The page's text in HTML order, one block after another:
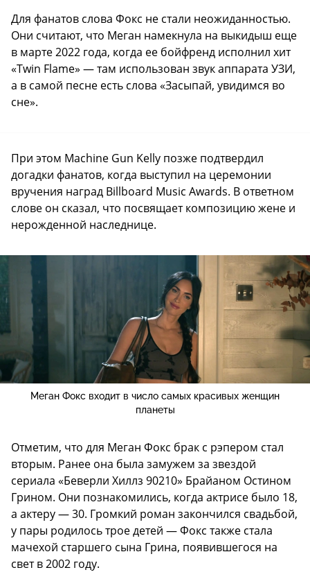
Для фанатов слова Фокс не стали неожиданностью.
Они считают, что Меган намекнула на выкидыш еще
в марте 2022 года, когда ее бойфренд исполнил хит
«Twin Flame» — там использован звук аппарата УЗИ,
а в самой песне есть слова «Засыпай, увидимся во
сне».
При этом Machine Gun Kelly позже подтвердил
догадки фанатов, когда выступил на церемонии
вручения наград Billboard Music Awards. В ответном
слове он сказал, что посвящает композицию жене и
нерожденной наследнице.
Меган Фокс входит в число самых красивых женщин
планеты
Отметим, что для Меган Фокс брак с рэпером стал
вторым. Ранее она была замужем за звездой
сериала «Беверли Хиллз 90210» Брайаном Остином
Грином. Они познакомились, когда актрисе было 18,
а актеру — 30. Громкий роман закончился свадьбой,
у пары родилось трое детей — Фокс также стала
мачехой старшего сына Грина, появившегося на
свет в 2002 году.